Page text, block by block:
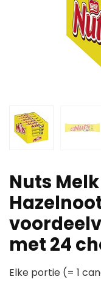
Nuts
met 24
Elke portie (= 1